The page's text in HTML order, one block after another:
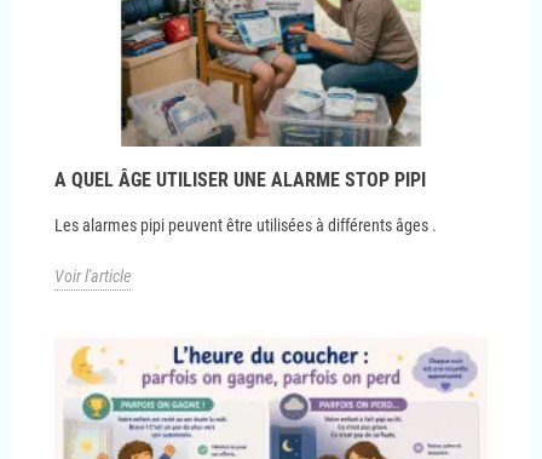
A QUEL ÂGE UTILISER UNE ALARME STOP PIPI
Les alarmes pipi peuvent être utilisées à différents âges .
Voir l'article